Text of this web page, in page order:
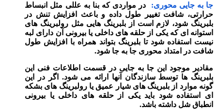
جا به جایی محوری:
در مواردی که بنا به عللی مثل انبساط
حرارتی، شافت تغییر طول داده و باعث افزایش تنش در
بلبرینگ شود، لازم است از بلبرینگ هایی مثل رولبرینگ های
استوانه‌ ای که یکی از حلقه‌ های داخلی یا بیرونی آن دارای لبه
نیست استفاده شود تا بلبرینگ بتواند همراه با افزایش طول
شافت در امتداد محوری جا به جا شود.
مقادیر موجود این جا به جایی در قسمت اطلاعات فنی این
بلبرینگ ها توسط سازندگان آنها ارائه می‌ شود. اگر در این‌
گونه موارد از بلبرینگ‌ های شیار عمیق یا رولبرینگ های بشکه‌
ای استفاده شود باید یکی از حلقه‌ های داخلی یا بیرونی
انطباق شل داشته باشد.